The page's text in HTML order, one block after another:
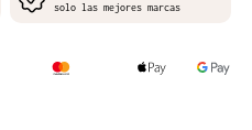
solo las mejores marcas